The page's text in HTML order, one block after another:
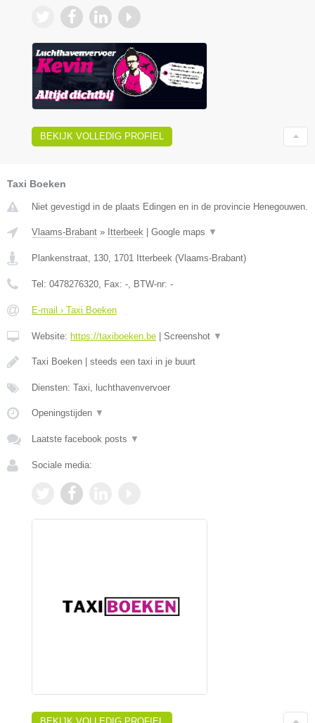
BEKIJK VOLLEDIG PROFIEL
Taxi Boeken
Niet gevestigd in de plaats Edingen en in de provincie Henegouwen.
Vlaams-Brabant » Itterbeek Google maps ▼
Plankenstraat, 130, 1701 Itterbeek (Vlaams-Brabant)
Tel: 0478276320, Fax: -, BTW-nr: -
E-mail › Taxi Boeken
Website: https://taxiboeken.be Screenshot ▼
Taxi Boeken | steeds een taxi in je buurt
Diensten: Taxi, luchthavenvervoer
Openingstijden ▼
Laatste facebook posts ▼
Sociale media: